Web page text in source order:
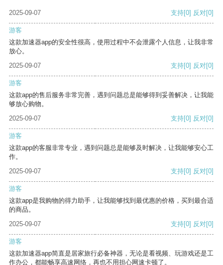
2025-09-07 支持[0] 反对[0]
游客
这款加速器app的安全性很高，使用过程中不会泄露个人信息，让我非常
放心。
2025-09-07
支持[0] 反对[0]
游客
这款app的售后服务非常完善，遇到问题总是能够得到妥善解决，让我能
够放心购物。
2025-09-07
支持[0] 反对[0]
游客
这款app的客服非常专业，遇到问题总是能够及时解决，让我能够安心工
作。
2025-09-07
支持[0] 反对[0]
游客
这款app是我购物的得力助手，让我能够找到最优惠的价格，买到最合适
的商品。
2025-09-07
支持[0] 反对[0]
游客
这款加速器app简直是居家旅行必备神器，无论是看视频、玩游戏还是工
作办公，都能畅享高速网络，再也不用担心网速卡顿了。